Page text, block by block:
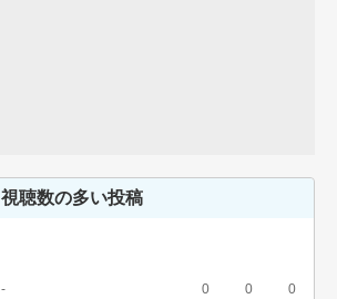
視聴数の多い投稿
- 0 0 0